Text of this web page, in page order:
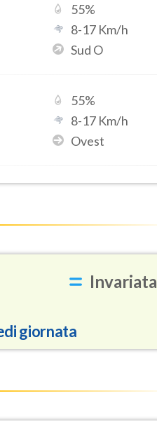
55%
8-17 Km/h
Sud O
55%
8-17 Km/h
Ovest
Invariata
giornata
93.1